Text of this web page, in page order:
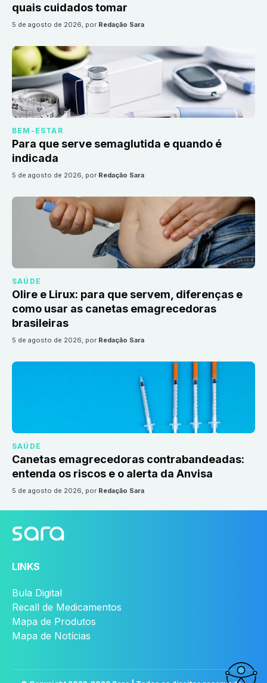
quais cuidados tomar
5 de agosto de 2026, por Redação Sara
BEM-ESTAR
Para que serve semaglutida e quando é
indicada
5 de agosto de 2026, por Redação Sara
SAÚDE
Olire e Lirux: para que servem, diferenças e
como usar as canetas emagrecedoras
brasileiras
5 de agosto de 2026, por Redação Sara
SAÚDE
Canetas emagrecedoras contrabandeadas:
entenda os riscos e o alerta da Anvisa
5 de agosto de 2026, por Redação Sara
LINKS
Bula Digital
Recall de Medicamentos
Mapa de Produtos
Mapa de Notícias